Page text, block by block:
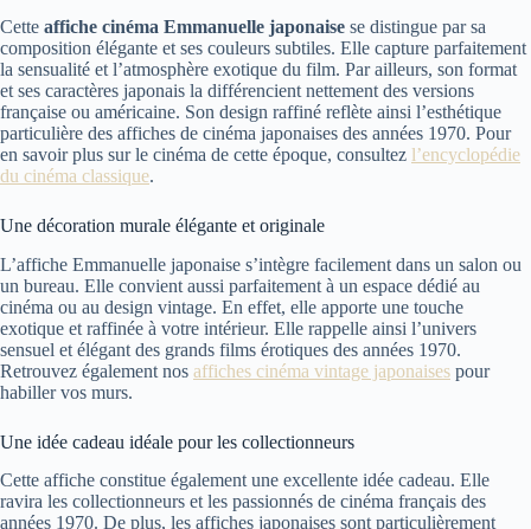
Cette affiche cinéma Emmanuelle japonaise se distingue par sa
composition élégante et ses couleurs subtiles. Elle capture parfaitement
la sensualité et l’atmosphère exotique du film. Par ailleurs, son format
et ses caractères japonais la différencient nettement des versions
française ou américaine. Son design raffiné reflète ainsi l’esthétique
particulière des affiches de cinéma japonaises des années 1970. Pour
en savoir plus sur le cinéma de cette époque, consultez l’encyclopédie
du cinéma classique.
Une décoration murale élégante et originale
L’affiche Emmanuelle japonaise s’intègre facilement dans un salon ou
un bureau. Elle convient aussi parfaitement à un espace dédié au
cinéma ou au design vintage. En effet, elle apporte une touche
exotique et raffinée à votre intérieur. Elle rappelle ainsi l’univers
sensuel et élégant des grands films érotiques des années 1970.
Retrouvez également nos affiches cinéma vintage japonaises pour
habiller vos murs.
Une idée cadeau idéale pour les collectionneurs
Cette affiche constitue également une excellente idée cadeau. Elle
ravira les collectionneurs et les passionnés de cinéma français des
années 1970. De plus, les affiches japonaises sont particulièrement